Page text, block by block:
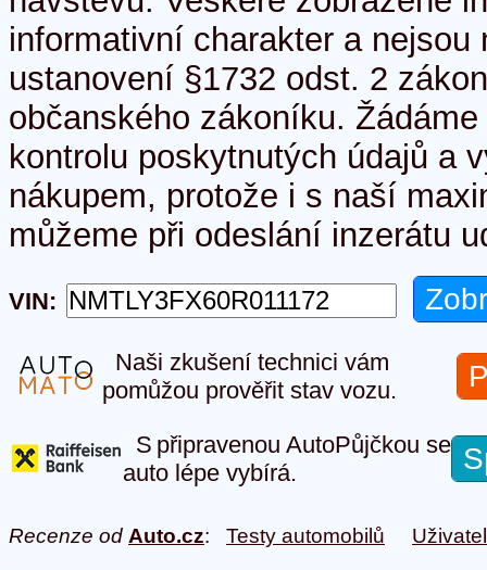
informativní charakter a
ustanovení §1732 odst. 2
občanského zákoníku.
kontrolu poskytnutých údajů a
nákupem, protože i s naší
můžeme při odeslání inzerátu
VIN:
Naši zkušení technici vám
pomůžou prověřit stav vozu.
S připravenou AutoPůjčkou se
auto lépe vybírá.
Recenze od Auto.cz: Testy automobilů